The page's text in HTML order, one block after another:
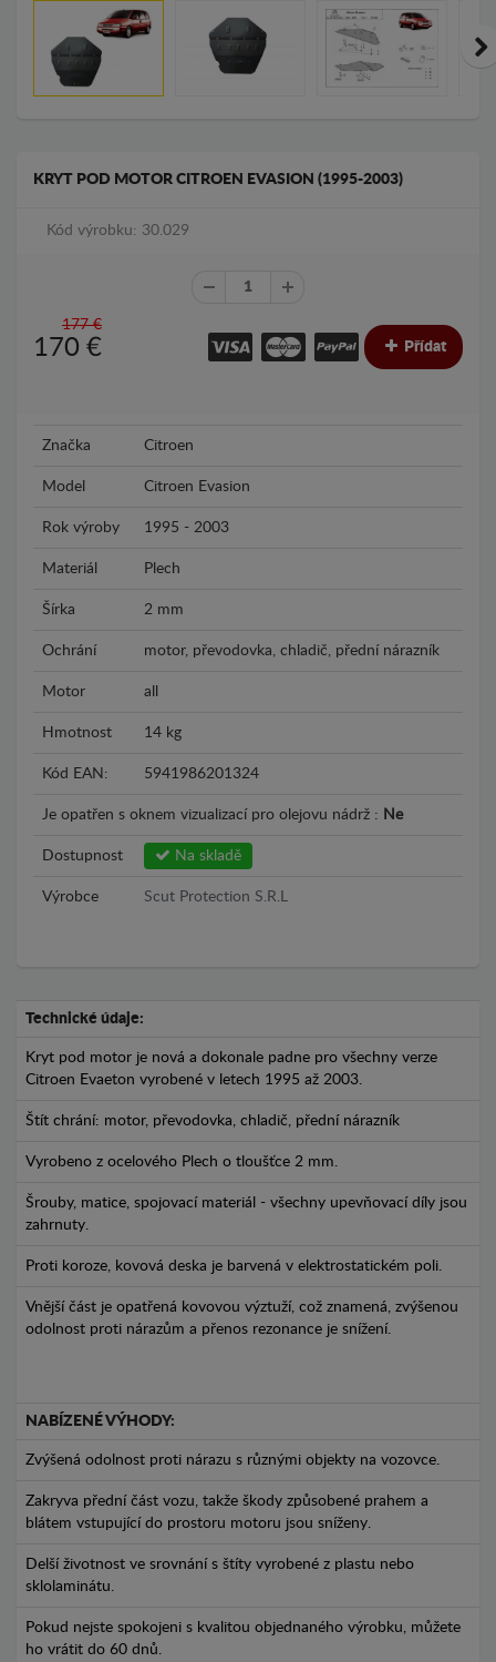
KRYT POD MOTOR CITROEN EVASION (1995-2003)
Kód výrobku: 30.029
177 €
170 € Přídat
Značka Citroen
Model Citroen Evasion
Rok výroby 1995 - 2003
Materiál Plech
Šírka 2 mm
Ochrání motor, převodovka, chladič, přední nárazník
Motor all
Hmotnost 14 kg
Kód EAN: 5941986201324
Je opatřen s oknem vizualizací pro olejovu nádrž : Ne
Dostupnost Na skladě
Výrobce Scut Protection S.R.L
Technické údaje:
Kryt pod motor je nová a dokonale padne pro všechny verze
Citroen Evaeton vyrobené v letech 1995 až 2003.
Štít chrání: motor, převodovka, chladič, přední nárazník
Vyrobeno z ocelového Plech o tloušťce 2 mm.
Šrouby, matice, spojovací materiál - všechny upevňovací díly jsou
zahrnuty.
Proti koroze, kovová deska je barvená v elektrostatickém poli.
Vnější část je opatřená kovovou výztuží, což znamená, zvýšenou
odolnost proti nárazům a přenos rezonance je snížení.
NABÍZENÉ VÝHODY:
Zvýšená odolnost proti nárazu s různými objekty na vozovce.
Zakryva přední část vozu, takže škody způsobené prahem a
blátem vstupující do prostoru motoru jsou sníženy.
Delší životnost ve srovnání s štíty vyrobené z plastu nebo
sklolaminátu.
Pokud nejste spokojeni s kvalitou objednaného výrobku, můžete
ho vrátit do 60 dnů.